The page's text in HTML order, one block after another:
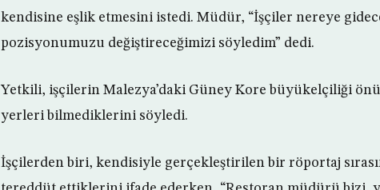
kendisine eşlik etmesini istedi. Müdür, “İşçiler nereye
pozisyonumuzu değiştireceğimizi söyledim” dedi.
Yetkili, işçilerin Malezya’daki Güney Kore büyükelçiliği
yerleri bilmediklerini söyledi.
İşçilerden biri, kendisiyle gerçekleştirilen bir röportaj